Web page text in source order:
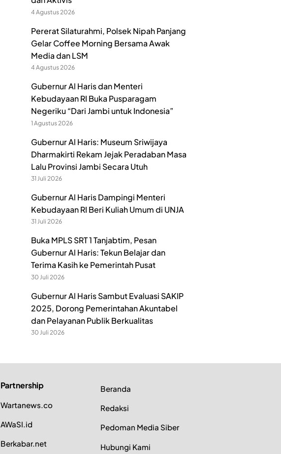
4 Agustus 2026
Pererat Silaturahmi, Polsek Nipah Panjang
Gelar Coffee Morning Bersama Awak
Media dan LSM
4 Agustus 2026
Gubernur Al Haris dan Menteri
Kebudayaan RI Buka Pusparagam
Negeriku “Dari Jambi untuk Indonesia”
1 Agustus 2026
Gubernur Al Haris: Museum Sriwijaya
Dharmakirti Rekam Jejak Peradaban Masa
Lalu Provinsi Jambi Secara Utuh
31 Juli 2026
Gubernur Al Haris Dampingi Menteri
Kebudayaan RI Beri Kuliah Umum di UNJA
31 Juli 2026
Buka MPLS SRT 1 Tanjabtim, Pesan
Gubernur Al Haris: Tekun Belajar dan
Terima Kasih ke Pemerintah Pusat
30 Juli 2026
Gubernur Al Haris Sambut Evaluasi SAKIP
2025, Dorong Pemerintahan Akuntabel
dan Pelayanan Publik Berkualitas
30 Juli 2026
Partnership
Wartanews.co
AWaSI.id
Berkabar.net
Beranda
Redaksi
Pedoman Media Siber
Hubungi Kami